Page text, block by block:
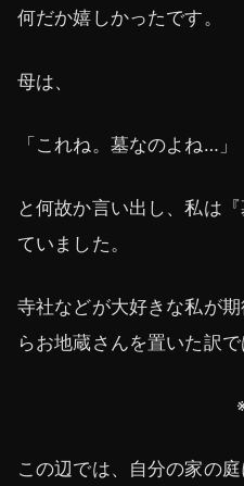
何だか嬉しかったです。
母は、
「これね。墓なのよね…」
と何故か言い出し、私は
ていました。
寺社などが大好きな私が
らお地蔵さんを置いた訳
この辺では、自分の家の